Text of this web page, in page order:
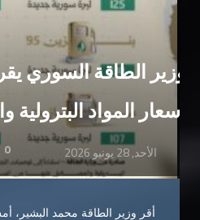
وزير الطاقة السوري
أسعار المواد البترولية
0 الأحد, 28 يونيو 2026